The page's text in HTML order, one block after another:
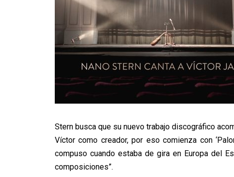
Stern busca que su nuevo trabajo discográfico
Víctor como creador, por eso comienza con
compuso cuando estaba de gira en Europa del
composiciones”.